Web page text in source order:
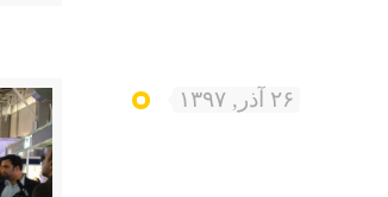
۲۶ آذر, ۱۳۹۷